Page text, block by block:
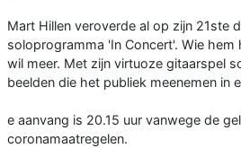
Mart Hillen veroverde al op zijn 21ste
soloprogramma 'In Concert'. Wie
wil meer. Met zijn virtuoze gitaarspel
beelden die het publiek meenemen in
e aanvang is 20.15 uur vanwege de
coronamaatregelen.